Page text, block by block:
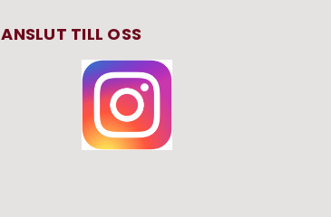
ANSLUT TILL OSS